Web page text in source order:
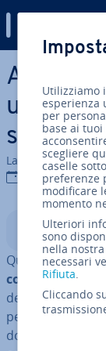
Vai al contenuto
una
software
La redazione di
02 mag 2019
Indice
Quando si
compressi(o
delle persone
per ec­cel­len­za.
documenti,
Utilizziamo
esperienza
per
base ai
scegliere
caselle
preferenze
modificare
momento
Ulteriori
sono
nella nostra
necessari
Rifiuta.
Cliccando